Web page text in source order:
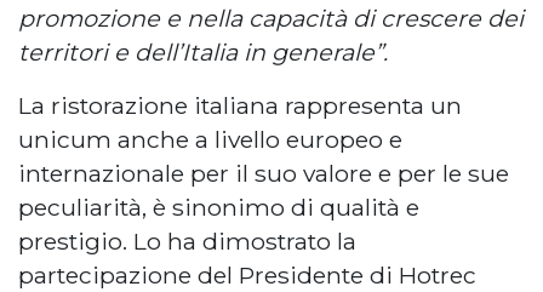
promozione e nella capacità di crescere dei
territori e dell’Italia in generale”.
La ristorazione italiana rappresenta un
unicum anche a livello europeo e
internazionale per il suo valore e per le sue
peculiarità, è sinonimo di qualità e
prestigio. Lo ha dimostrato la
partecipazione del Presidente di Hotrec